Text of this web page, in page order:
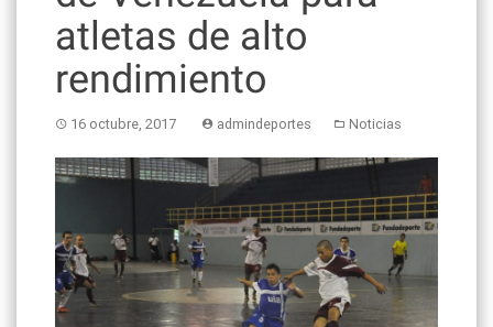
atletas de alto
rendimiento
16 octubre, 2017 admindeportes Noticias